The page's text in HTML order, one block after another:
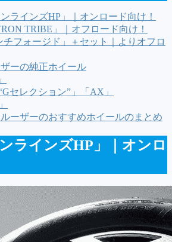
ラインズHP」｜オンロード向け！
TRIBE」｜オフロード向け！
チフォージド」＋セット｜よりオフロ
ーの純正ホイール
セレクション”」「AX」
ーザーのおすすめホイールのまとめ
ラインズHP」｜オンロ